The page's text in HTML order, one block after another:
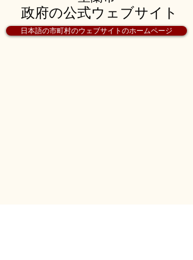
日本語の市町村のウェブサイトのホームページ
政府の公式ウェブサイト